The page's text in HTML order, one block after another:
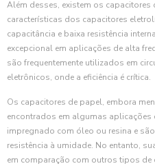
Além desses, existem os
características dos capacitores
capacitância e baixa resistência
excepcional em aplicações de alta
são frequentemente utilizados em
eletrônicos, onde a eficiência é crítica.
Os capacitores de papel, embora
encontrados em algumas
impregnado com óleo ou resina e
resistência à umidade. No entanto,
em comparação com outros tipos